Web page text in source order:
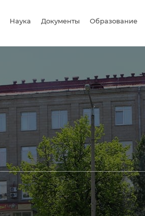
Наука Документы Образование